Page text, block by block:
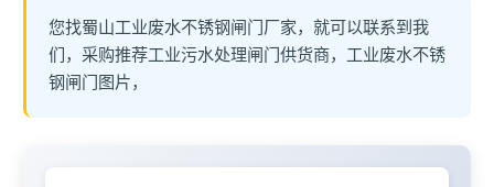
您找蜀山工业废水不锈钢闸门厂家，就可以联系到我
们，采购推荐工业污水处理闸门供货商，工业废水不锈
钢闸门图片，